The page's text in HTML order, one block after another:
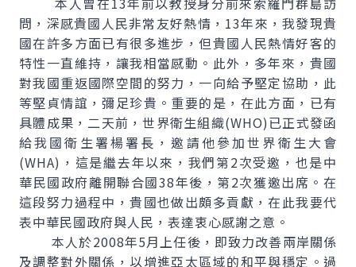
問，深感貴國人民非常友好熱情，13年來，我發現貴
國在許多方面已有很多進步，但貴國人民熱情好客的
特性一直維持，讓我相當感動。此外，多年來，貴國
對我國重返國際空間的努力，一向給予堅定協助，此
等堅貞情誼，彌足珍貴。重要的是，在此方面，已有
具體成果，二天前，世界衛生組織(WHO)已正式發函
給我國衛生署楊署長，邀請他參加世界衛生大會
(WHA)，這是繼去年以來，我們第2次受邀，也是中
華民國政府離開聯合國38年後，第2次獲邀出席。在
這段努力過程中，貴國也做出頗多貢獻，在此我要代
表中華民國政府與人民，表達衷心感謝之意。
本人於2008年5月上任後，即致力改善兩岸關係
及調整對外關係，以增進亞太區域的和平與穩定。過